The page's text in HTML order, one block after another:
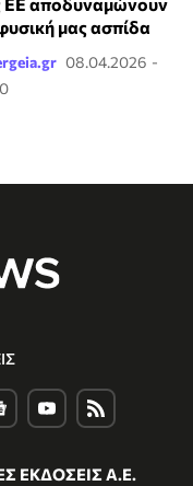
μας ασπίδα
08.04.2026 -
ΕΚΔΟΣΕΙΣ Α.Ε.